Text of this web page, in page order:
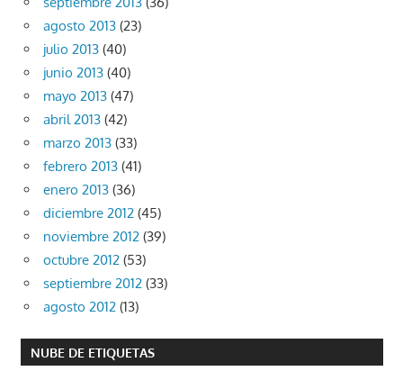
agosto 2013 (23)
julio 2013 (40)
junio 2013 (40)
mayo 2013 (47)
abril 2013 (42)
marzo 2013 (33)
febrero 2013 (41)
enero 2013 (36)
diciembre 2012 (45)
noviembre 2012 (39)
octubre 2012 (53)
septiembre 2012 (33)
agosto 2012 (13)
NUBE DE ETIQUETAS